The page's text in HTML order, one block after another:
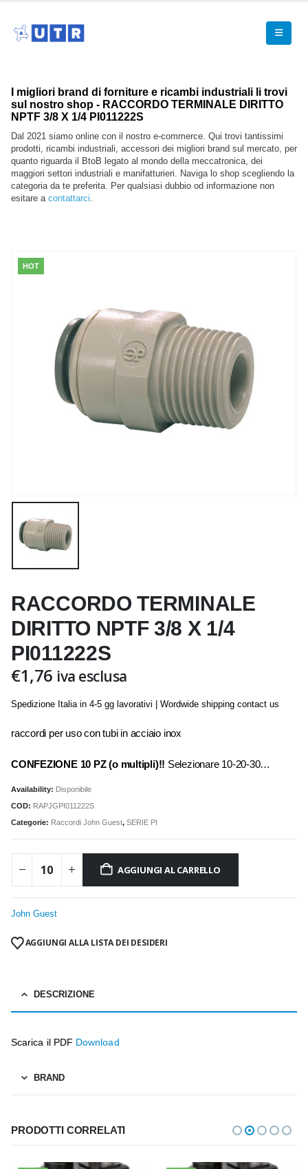
I migliori brand di forniture e ricambi industriali li trovi
sul nostro shop - RACCORDO TERMINALE DIRITTO
NPTF 3/8 X 1/4 PI011222S
Dal 2021 siamo online con il nostro e-commerce. Qui trovi tantissimi
prodotti, ricambi industriali, accessori dei migliori brand sul mercato, per
quanto riguarda il BtoB legato al mondo della meccatronica, dei
maggiori settori industriali e manifatturieri. Naviga lo shop scegliendo la
categoria da te preferita. Per qualsiasi dubbio od informazione non
esitare a contattarci.
HOT
RACCORDO TERMINALE
DIRITTO NPTF 3/8 X 1/4
PI011222S
€1,76 iva esclusa
Spedizione Italia in 4-5 gg lavorativi | Wordwide shipping contact us
raccordi per uso con tubi in acciaio inox
CONFEZIONE 10 PZ (o multipli)!! Selezionare 10-20-30…
Availability: Disponibile
COD: RAPJGPI011222S
Categorie: Raccordi John Guest, SERIE PI
AGGIUNGI AL CARRELLO
John Guest
AGGIUNGI ALLA LISTA DEI DESIDERI
DESCRIZIONE
Scarica il PDF Download
BRAND
PRODOTTI CORRELATI